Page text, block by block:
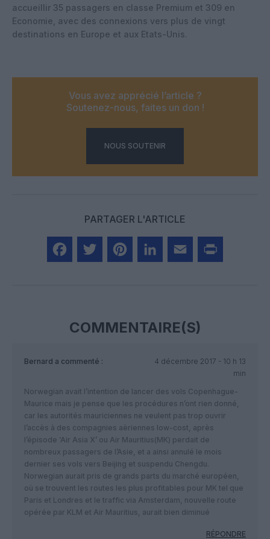
accueillir 35 passagers en classe Premium et 309 en
Economie, avec des connexions vers plus de vingt
destinations en Europe et aux Etats-Unis.
Vous avez apprécié l’article ?
Soutenez-nous, faites un don !
NOUS SOUTENIR
PARTAGER L'ARTICLE
COMMENTAIRE(S)
Bernard a commenté :
4 décembre 2017 - 10 h 13
min
Norwegian avait l’intention de lancer des vols Copenhague-
Maurice mais je pense que les procédures n’ont rien donné,
car les autorités mauriciennes ne veulent pas trop ouvrir
l’accès à des compagnies aèriennes low-cost, après
l’épisode ‘Air Asia X’ ou Air Mauritius(MK) perdait de
nombreux passagers de l’Asie, et a ainsi annulé le mois
dernier ses vols vers Beijing et suspendu Chengdu.
Norwegian aurait pris de grands parts du marché européen,
où se trouvent les routes les plus profitables pour MK tel que
Paris et Londres et le traffic via Amsterdam, nouvelle route
opérée par KLM et Air Mauritius, aurait bien diminué
RÉPONDRE